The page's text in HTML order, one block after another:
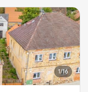
1/16